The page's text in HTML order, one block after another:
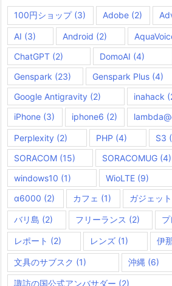
100円ショップ(3) Adobe (2)
AI (3) Android (2)
ChatGPT (2) DomoAI (4)
Genspark (23) Genspark Plus (4)
Google Antigravity (2) inahack
iPhone (3) iphone6 (2)
Perplexity (2) PHP (4) S3
SORACOM (15) SORACOMUG (4)
windows10 (1) WioLTE(9)
α6000 (2) カフェ (1) ガジェット
バリ島 (2) フリーランス (2)
レポート (2) レンズ(1) 伊
文具のサブスク (1) 沖縄 (6)
諏訪の国公式アンバサダー (2)